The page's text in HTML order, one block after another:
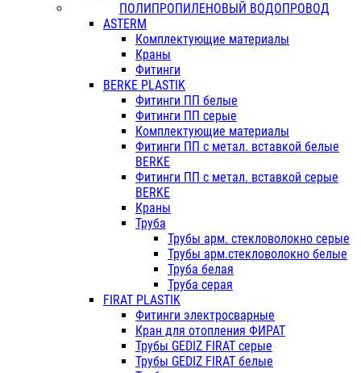
ПОЛИПРОПИЛЕНОВЫЙ ВОДОПРОВОД
ASTERM
Комплектующие материалы
Краны
Фитинги
BERKE PLASTIK
Фитинги ПП белые
Фитинги ПП серые
Комплектующие материалы
Фитинги ПП с метал. вставкой белые
BERKE
Фитинги ПП с метал. вставкой серые
BERKE
Краны
Труба
Трубы арм. стекловолокно серые
Трубы арм.стекловолокно белые
Труба белая
Труба серая
FIRAT PLASTIK
Фитинги электросварные
Кран для отопления ФИРАТ
Трубы GEDIZ FIRAT серые
Трубы GEDIZ FIRAT белые